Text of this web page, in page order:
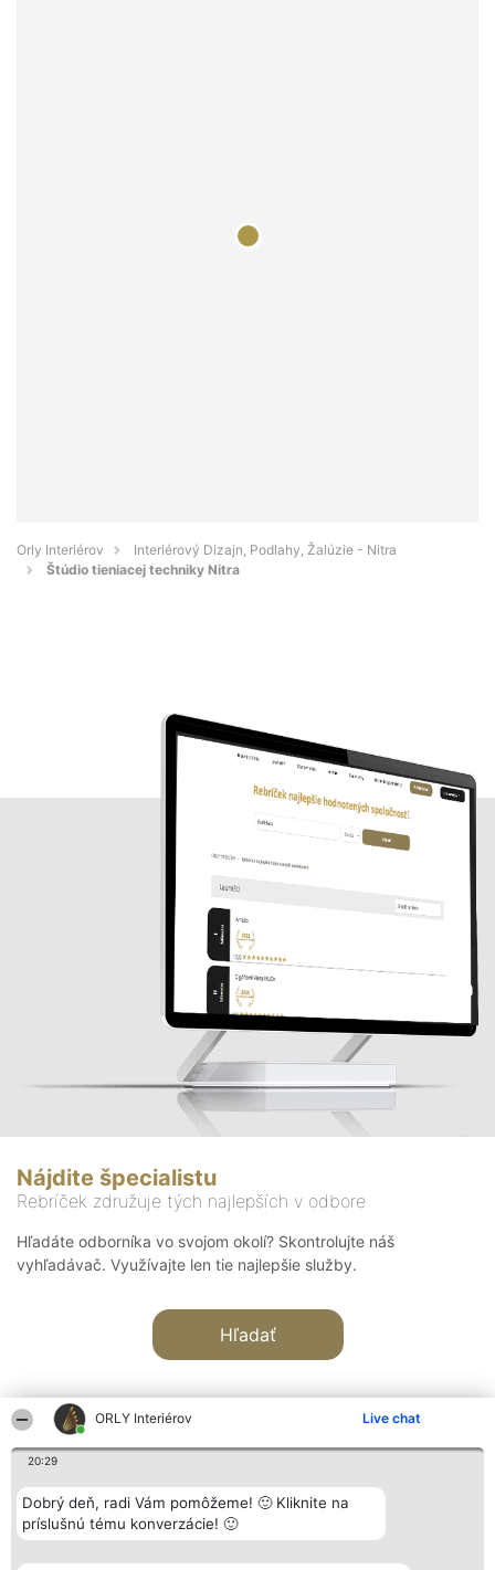
ORLY Interiérov Live chat
20:29
Dobrý deň, radi Vám pomôžeme! 🙂 Kliknite na
príslušnú tému konverzácie! 🙂
Orly Interiérov
Interiérový Dizajn, Podlahy, Žalúzie - Nitra
Štúdio tieniacej techniky Nitra
Nájdite špecialistu
Rebríček združuje tých najlepších v odbore
Hľadáte odborníka vo svojom okolí? Skontrolujte náš
vyhľadávač. Využívajte len tie najlepšie služby.
Hľadať
Organizátor hodnotenia
Bright Side Solutions sp. z o.
o. sp. k.
Wrocław 50-079
Hodnotenie
Laureáti
Lista
Laureatów
Kontakt
Kontakt